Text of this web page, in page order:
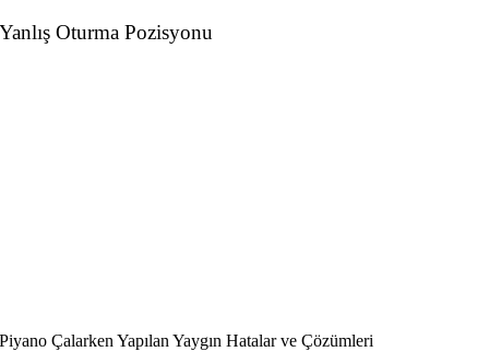
Yanlış Oturma Pozisyonu
Piyano Çalarken Yapılan Yaygın Hatalar ve Çözümleri